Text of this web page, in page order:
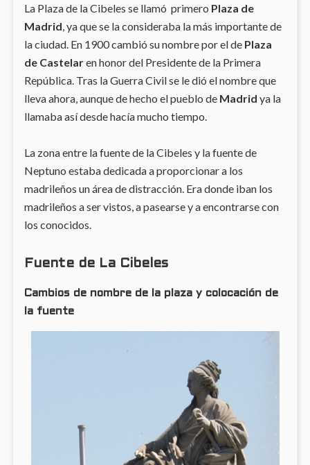
La Plaza de la Cibeles se llamó primero Plaza de
Madrid , ya que se la consideraba la más importante de
la ciudad. En 1900 cambió su nombre por el de Plaza
de Castelaren honor del Presidente de la Primera
República. Tras la Guerra Civil se le dió el nombre que
lleva ahora, aunque de hecho el pueblo de Madrid ya la
llamaba así desde hacía mucho tiempo.
La zona entre la fuente de la Cibeles y la fuente de
Neptuno estaba dedicada a proporcionar a los
madrileños un área de distracción. Era donde iban los
madrileños a ser vistos, a pasearse y a encontrarse con
los conocidos.
Fuente de La Cibeles
Cambios de nombre de la plaza y colocación de
la fuente